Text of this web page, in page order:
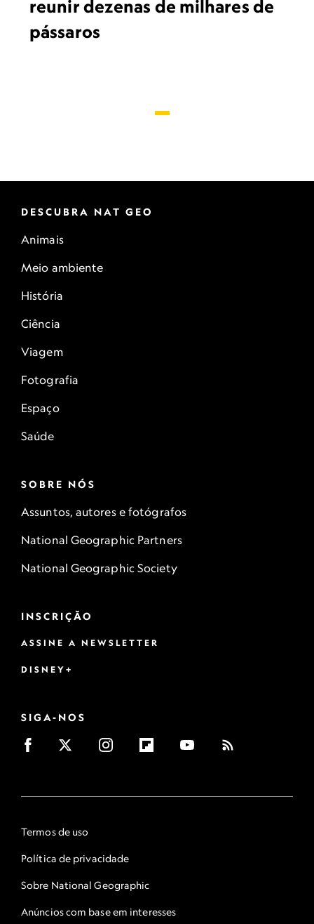
reunir dezenas de milhares de
pássaros
DESCUBRA NAT GEO
Animais
Meio ambiente
História
Ciência
Viagem
Fotografia
Espaço
Saúde
SOBRE NÓS
Assuntos, autores e fotógrafos
National Geographic Partners
National Geographic Society
INSCRIÇÃO
ASSINE A NEWSLETTER
DISNEY+
SIGA-NOS
Termos de uso
Política de privacidade
Sobre National Geographic
Anúncios com base em interesses